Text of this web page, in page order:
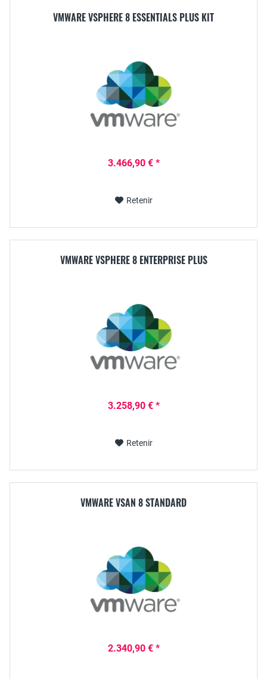
VMWARE VSPHERE 8 ESSENTIALS PLUS KIT
3.466,90 € *
Retenir
VMWARE VSPHERE 8 ENTERPRISE PLUS
3.258,90 € *
Retenir
VMWARE VSAN 8 STANDARD
2.340,90 € *